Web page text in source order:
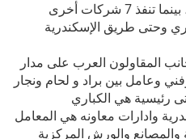
القاهرة - الإسكندرية الصحراوي، بينما تنفذ 7 شركات أخرى
وحتى طريق الإسكندرية
المقاولون العرب على مدار
مهندس وفني وعامل بين براد و لحام ونجار
رئيسية هي الكباري
وادارات معاونه هي المعامل
والمصانع والورش المركزية